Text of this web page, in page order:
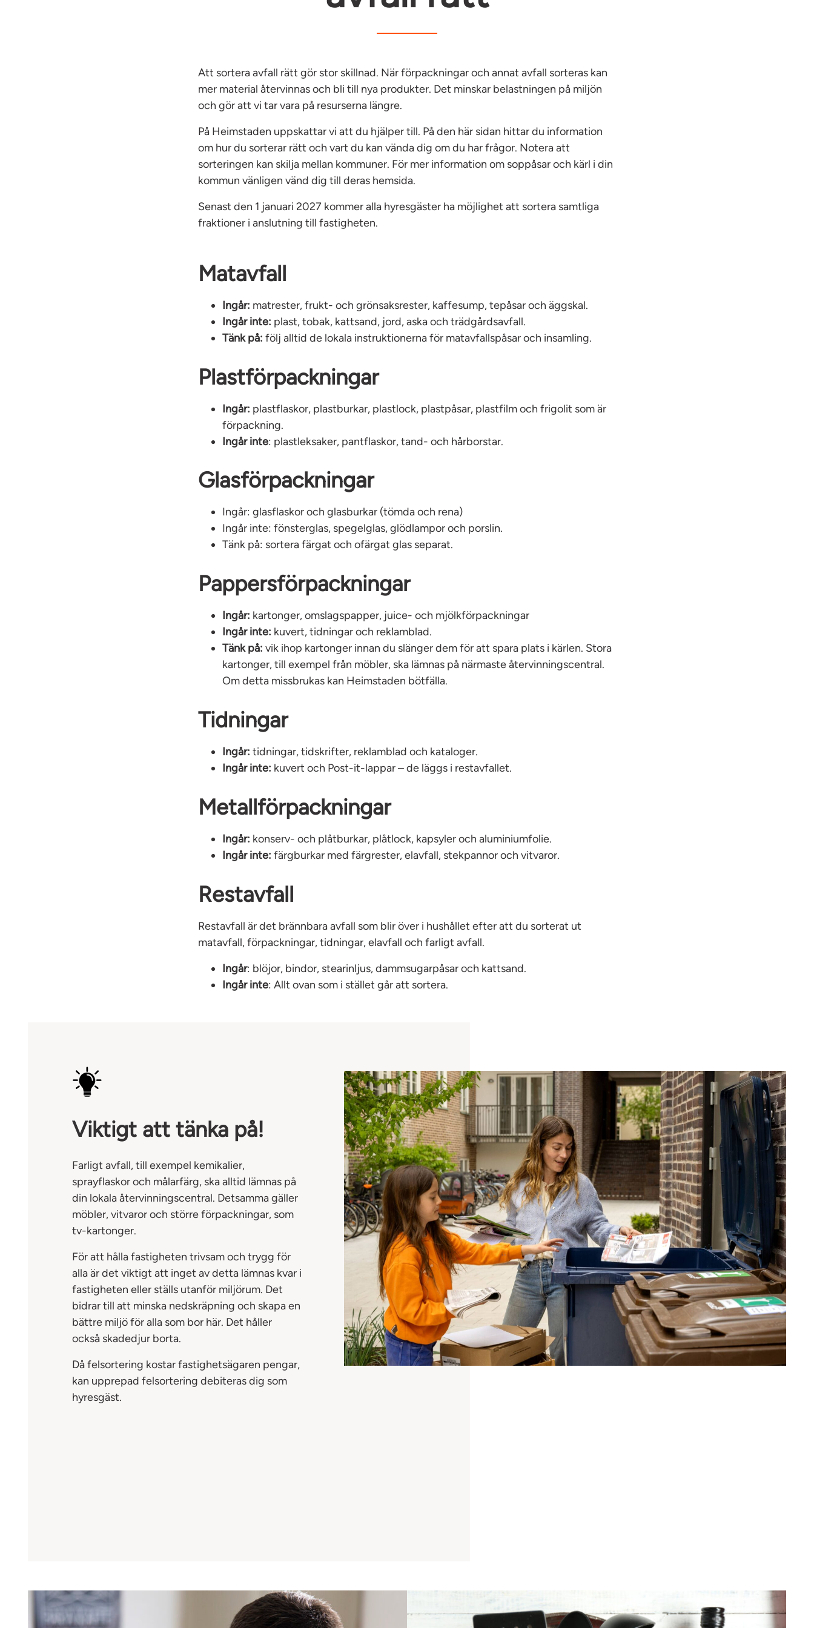
Att sortera avfall rätt gör stor skillnad. När förpackningar och annat avfall sorteras kan
mer material återvinnas och bli till nya produkter. Det minskar belastningen på miljön
och gör att vi tar vara på resurserna längre.
På Heimstaden uppskattar vi att du hjälper till. På den här sidan hittar du information
om hur du sorterar rätt och vart du kan vända dig om du har frågor. Notera att
sorteringen kan skilja mellan kommuner. För mer information om soppåsar och kärl i din
kommun vänligen vänd dig till deras hemsida.
Senast den 1 januari 2027 kommer alla hyresgäster ha möjlighet att sortera samtliga
fraktioner i anslutning till fastigheten.
Matavfall
Ingår: matrester, frukt- och grönsaksrester, kaffesump, tepåsar och äggskal.
Ingår inte: plast, tobak, kattsand, jord, aska och trädgårdsavfall.
Tänk på: följ alltid de lokala instruktionerna för matavfallspåsar och insamling.
Plastförpackningar
Ingår: plastflaskor, plastburkar, plastlock, plastpåsar, plastfilm och frigolit som är
förpackning.
Ingår inte: plastleksaker, pantflaskor, tand- och hårborstar.
Glasförpackningar
Ingår: glasflaskor och glasburkar (tömda och rena)
Ingår inte: fönsterglas, spegelglas, glödlampor och porslin.
Tänk på: sortera färgat och ofärgat glas separat.
Pappersförpackningar
Ingår: kartonger, omslagspapper, juice- och mjölkförpackningar
Ingår inte: kuvert, tidningar och reklamblad.
Tänk på: vik ihop kartonger innan du slänger dem för att spara plats i kärlen. Stora
kartonger, till exempel från möbler, ska lämnas på närmaste återvinningscentral.
Om detta missbrukas kan Heimstaden bötfälla.
Tidningar
Ingår: tidningar, tidskrifter, reklamblad och kataloger.
Ingår inte: kuvert och Post-it-lappar – de läggs i restavfallet.
Metallförpackningar
Ingår: konserv- och plåtburkar, plåtlock, kapsyler och aluminiumfolie.
Ingår inte: färgburkar med färgrester, elavfall, stekpannor och vitvaror.
Restavfall
Restavfall är det brännbara avfall som blir över i hushållet efter att du sorterat ut
matavfall, förpackningar, tidningar, elavfall och farligt avfall.
Ingår: blöjor, bindor, stearinljus, dammsugarpåsar och kattsand.
Ingår inte: Allt ovan som i stället går att sortera.
Viktigt att tänka på!
Farligt avfall, till exempel kemikalier,
sprayflaskor och målarfärg, ska alltid lämnas på
din lokala återvinningscentral. Detsamma gäller
möbler, vitvaror och större förpackningar, som
tv-kartonger.
För att hålla fastigheten trivsam och trygg för
alla är det viktigt att inget av detta lämnas kvar i
fastigheten eller ställs utanför miljörum. Det
bidrar till att minska nedskräpning och skapa en
bättre miljö för alla som bor här. Det håller
också skadedjur borta.
Då felsortering kostar fastighetsägaren pengar,
kan upprepad felsortering debiteras dig som
hyresgäst.